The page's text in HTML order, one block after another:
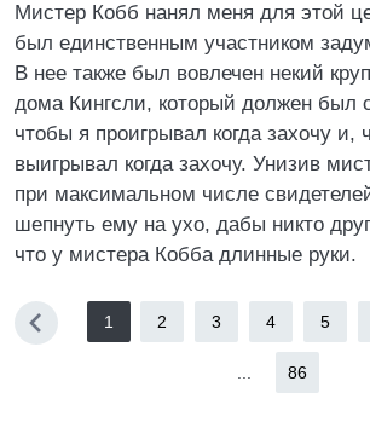
Мистер Кобб нанял меня для этой
был единственным участником
В нее также был вовлечен некий
дома Кингсли, который должен был
чтобы я проигрывал когда захочу и,
выигрывал когда захочу. Унизив
при максимальном числе
шепнуть ему на ухо, дабы никто
что у мистера Кобба длинные руки.
1 2 3 4 5
86